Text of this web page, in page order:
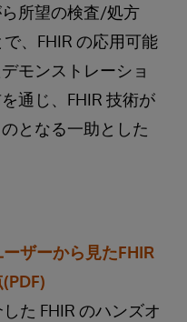
所望の検査/処方
、FHIR の応用可能
モンストレーショ
通じ、FHIR 技術が
となる一助とした
ザーから見たFHIR
た FHIR のハンズオ